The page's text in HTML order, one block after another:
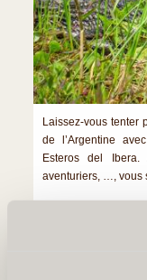
Laissez-vous tenter
de l’Argentine
Esteros del
aventuriers, …, vous